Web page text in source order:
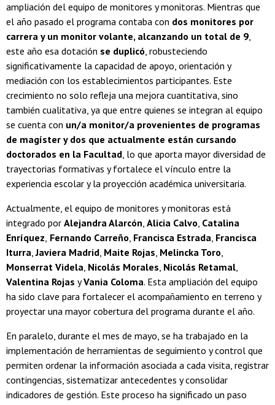
ampliación del equipo de monitores y monitoras. Mientras que
el año pasado el programa contaba con dos monitores por
carrera y un monitor volante, alcanzando un total de 9,
este año esa dotación se duplicó, robusteciendo
significativamente la capacidad de apoyo, orientación y
mediación con los establecimientos participantes. Este
crecimiento no solo refleja una mejora cuantitativa, sino
también cualitativa, ya que entre quienes se integran al equipo
se cuenta con un/a monitor/a provenientes de programas
de magíster y dos que actualmente están cursando
doctorados en la Facultad, lo que aporta mayor diversidad de
trayectorias formativas y fortalece el vínculo entre la
experiencia escolar y la proyección académica universitaria.
Actualmente, el equipo de monitores y monitoras está
integrado por Alejandra Alarcón, Alicia Calvo, Catalina
Enríquez, Fernando Carreño, Francisca Estrada, Francisca
Iturra,Javiera Madrid, Maite Rojas, Melincka Toro,
Monserrat Videla, Nicolás Morales, Nicolás Retamal,
Valentina Rojas yVania Coloma. Esta ampliación del equipo
ha sido clave para fortalecer el acompañamiento en terreno y
proyectar una mayor cobertura del programa durante el año.
En paralelo, durante el mes de mayo, se ha trabajado en la
implementación de herramientas de seguimiento y control que
permiten ordenar la información asociada a cada visita, registrar
contingencias, sistematizar antecedentes y consolidar
indicadores de gestión. Este proceso ha significado un paso